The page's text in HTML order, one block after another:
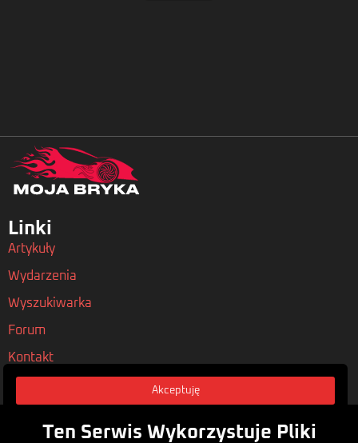
Linki
Artykuły
Wydarzenia
Wyszukiwarka
Forum
Kontakt
Nasze Polityki
Regulamin
Akceptuję
Ten Serwis Wykorzystuje Pliki